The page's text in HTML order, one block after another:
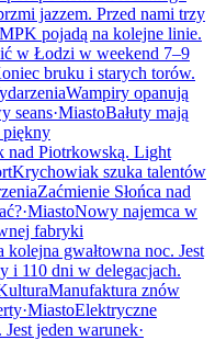
jazzem. Przed nami trzy
pojadą na kolejne linie.
w Łodzi w weekend 7–9
bruku i starych torów.
Wampiry opanują
seans·MiastoBałuty mają
piękny
nad Piotrkowską. Light
Krychowiak szuka talentów
Zaćmienie Słońca nad
·MiastoNowy najemca w
fabryki
kolejna gwałtowna noc. Jest
i 110 dni w delegacjach.
Manufaktura znów
·MiastoElektryczne
jeden warunek·